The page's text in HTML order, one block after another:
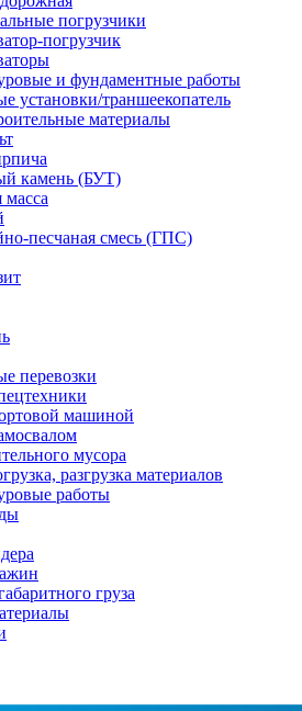
погрузчики
погрузчик
и фундаментные работы
установки/траншеекопатель
материалы
камень (БУТ)
масса
песчаная смесь (ГПС)
перевозки
машиной
мусора
разгрузка материалов
работы
груза